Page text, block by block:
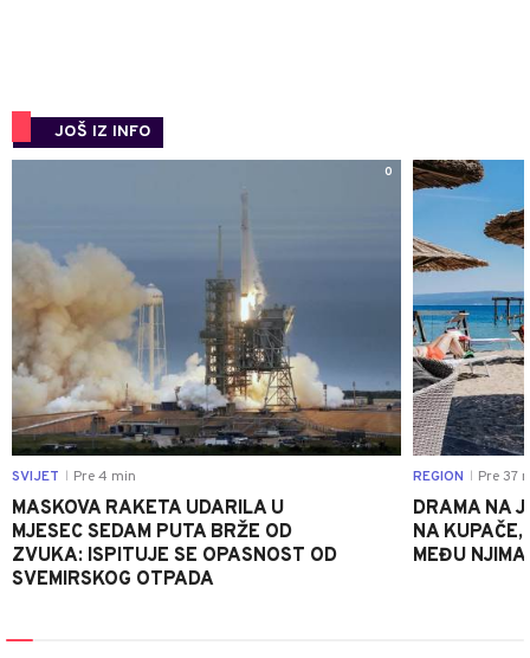
JOŠ IZ INFO
0
SVIJET Pre 4 min
MASKOVA RAKETA UDARILA U
MJESEC SEDAM PUTA BRŽE OD
ZVUKA: ISPITUJE SE OPASNOST OD
SVEMIRSKOG OTPADA
REGION Pre 37
DRAMA NA
NA
MEĐU NJIMA